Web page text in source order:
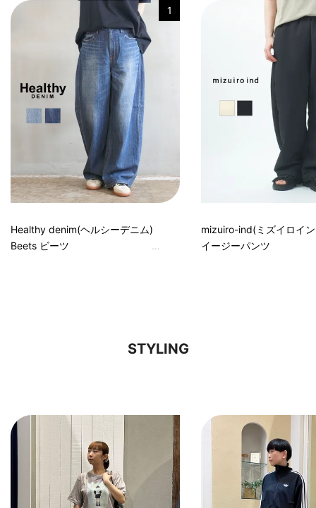
1
Healthy denim(ヘルシーデニム)
Beets ビーツ
mizuiro-ind(ミズイロイ
イージーパンツ
STYLING